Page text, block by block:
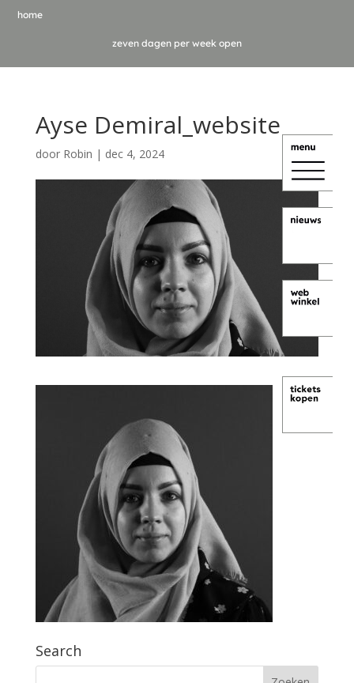
home
zeven dagen per week open
Ayse Demiral_website
door Robin | dec 4, 2024
Search